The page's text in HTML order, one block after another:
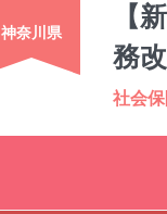
神奈川県
【
務
社会